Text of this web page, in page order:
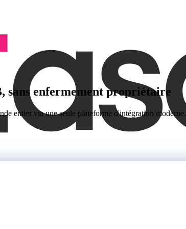
sans enfermement propriétaire
entier via une seule plateforme d'intégration moderne.